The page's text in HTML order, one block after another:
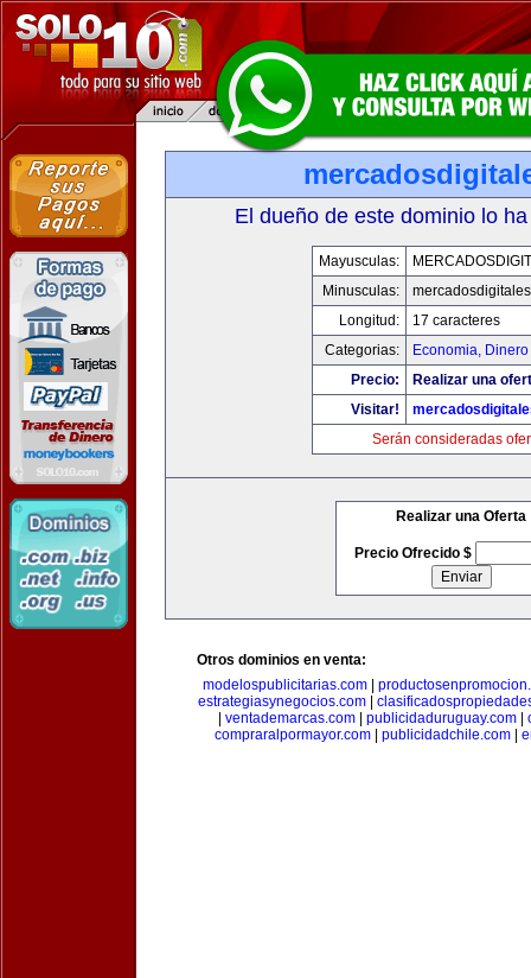
El dueño de este dominio lo
Mayusculas:
Minusculas:
Longitud:
17 caracteres
Categorias:
Economia,
Precio:
Realizar una
Visitar!
Serán consideradas
Realizar una Oferta
Precio Ofrecido $
Otros dominios en venta:
modelospublicitarias.com
estrategiasynegocios.com|
ventademarcas.com publicidaduruguay.com
compraralpormayor.com| publicidadchile.com|